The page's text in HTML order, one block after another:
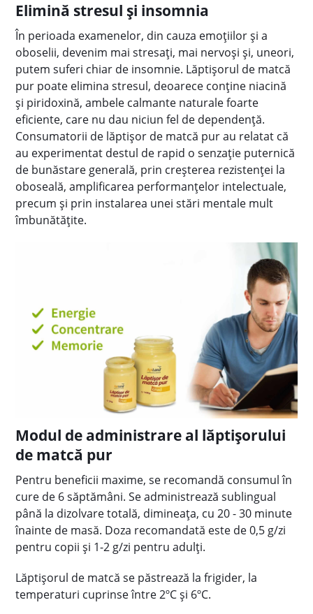
Elimină stresul şi insomnia
În perioada examenelor, din cauza emoţiilor şi a
oboselii, devenim mai stresaţi, mai nervoşi şi, uneori,
putem suferi chiar de insomnie. Lăptişorul de matcă
pur poate elimina stresul, deoarece conţine niacină
şi piridoxină, ambele calmante naturale foarte
eficiente, care nu dau niciun fel de dependenţă.
Consumatorii de lăptișor de matcă pur au relatat că
au experimentat destul de rapid o senzaţie puternică
de bunăstare generală, prin creşterea rezistenţei la
oboseală, amplificarea performanţelor intelectuale,
precum şi prin instalarea unei stări mentale mult
îmbunătăţite.
Modul de administrare al lăptişorului
de matcă pur
Pentru beneficii maxime, se recomandă consumul în
cure de 6 săptămâni. Se administrează sublingual
până la dizolvare totală, dimineața, cu 20 - 30 minute
înainte de masă. Doza recomandată este de 0,5 g/zi
pentru copii şi 1-2 g/zi pentru adulţi.
Lăptişorul de matcă se păstrează la frigider, la
temperaturi cuprinse între 2ºC și 6ºC.